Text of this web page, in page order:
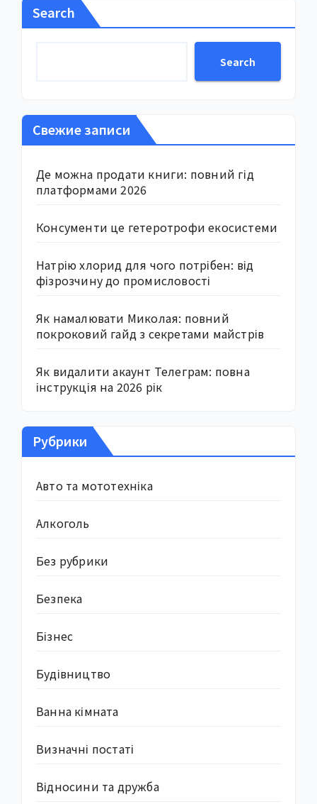
Search
Search
Свежие записи
Де можна продати книги: повний гід
платформами 2026
Консументи це гетеротрофи екосистеми
Натрію хлорид для чого потрібен: від
фізрозчину до промисловості
Як намалювати Миколая: повний
покроковий гайд з секретами майстрів
Як видалити акаунт Телеграм: повна
інструкція на 2026 рік
Рубрики
Авто та мототехніка
Алкоголь
Без рубрики
Безпека
Бізнес
Будівництво
Ванна кімната
Визначні постаті
Відносини та дружба